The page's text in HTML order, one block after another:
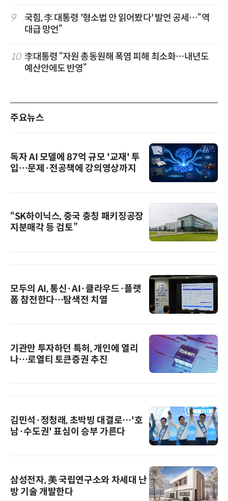
9
국힘, 李 대통령 '형소법 안 읽어봤다' 발언 공세…“역
대급 망언”
10 李대통령 “자원 총동원해 폭염 피해 최소화…내년도
예산안에도 반영”
주요뉴스
독자 AI 모델에 87억 규모 '교재' 투
입…문제·전공책에 강의영상까지
“SK하이닉스, 중국 충칭 패키징공장
지분매각 등 검토”
모두의 AI, 통신·AI·클라우드·플랫
폼 참전한다…탐색전 치열
기관만 투자하던 특허, 개인에 열리
나…로열티 토큰증권 추진
김민석·정청래, 초박빙 대결로…'호
남·수도권' 표심이 승부 가른다
삼성전자, 美 국립연구소와 차세대 난
방 기술 개발한다